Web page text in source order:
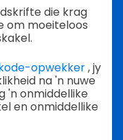
die krag
om moeiteloos
opwekker, jy
na 'n nuwe
'n onmiddellike
en onmiddellike